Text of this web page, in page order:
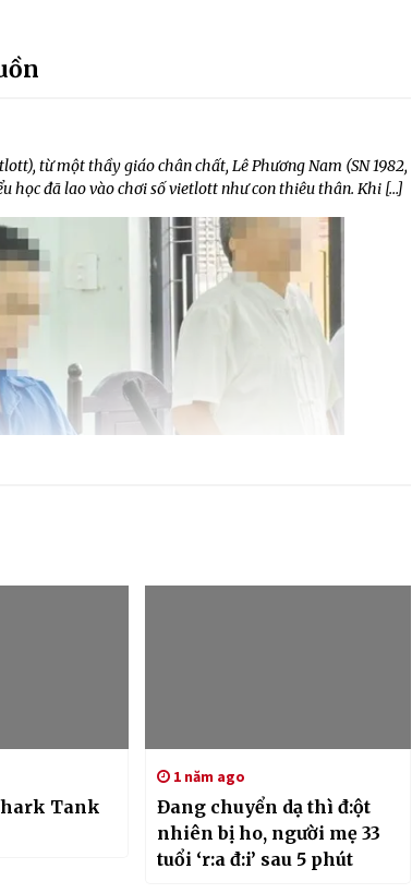
từ một thầy giáo chân chất, Lê Phương Nam (SN 1982,
học đã lao vào chơi số vietlott như con thiêu thân. Khi […]
Tank
1 năm ago
Đang chuyển dạ thì đ:ột
nhiên bị ho, người mẹ 33
tuổi ‘r:a đ:i’ sau 5 phút